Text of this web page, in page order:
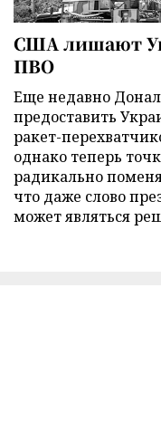
США лишают
ПВО
Еще недавно
предоставить
ракет-
однако теперь
радикально
что даже слово
может являться